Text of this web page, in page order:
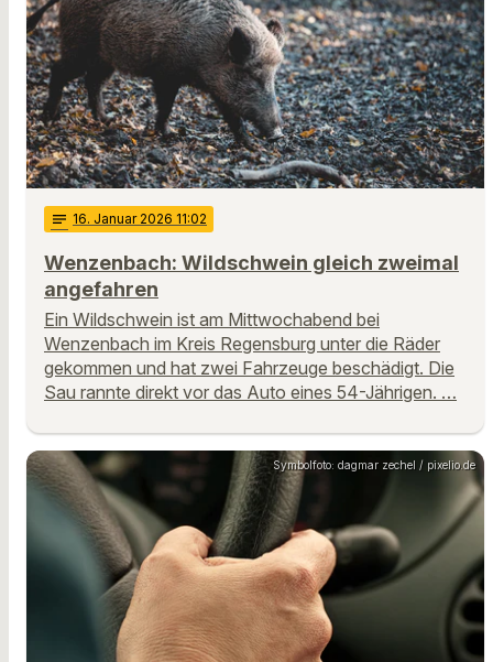
notes 16. Januar 2026 11:02
Wenzenbach: Wildschwein gleich zweimal
angefahren
Ein Wildschwein ist am Mittwochabend bei
Wenzenbach im Kreis Regensburg unter die Räder
gekommen und hat zwei Fahrzeuge beschädigt. Die
Sau rannte direkt vor das Auto eines 54-Jährigen. …
Symbolfoto: dagmar zechel / pixelio.de